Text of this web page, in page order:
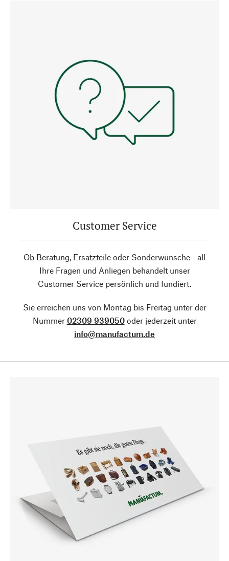
Customer Service
Ob Beratung, Ersatzteile oder Sonderwünsche - all
Ihre Fragen und Anliegen behandelt unser
Customer Service persönlich und fundiert.
Sie erreichen uns von Montag bis Freitag unter der
Nummer 02309 939050oder jederzeit unter
info@manufactum.de